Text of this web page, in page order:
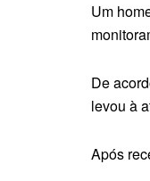
Um
De
levou à
Após